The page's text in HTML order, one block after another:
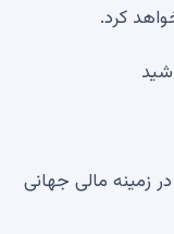
کرد.
زمینه مالی جهانی